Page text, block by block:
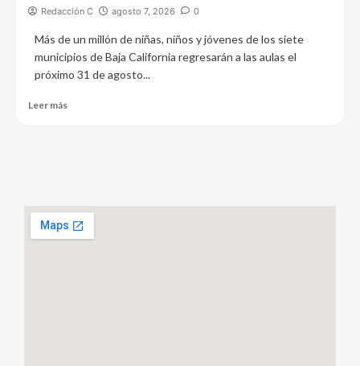
Redacción C agosto 7, 2026 0
Más de un millón de niñas, niños y jóvenes de los siete
municipios de Baja California regresarán a las aulas el
próximo 31 de agosto...
Leer más